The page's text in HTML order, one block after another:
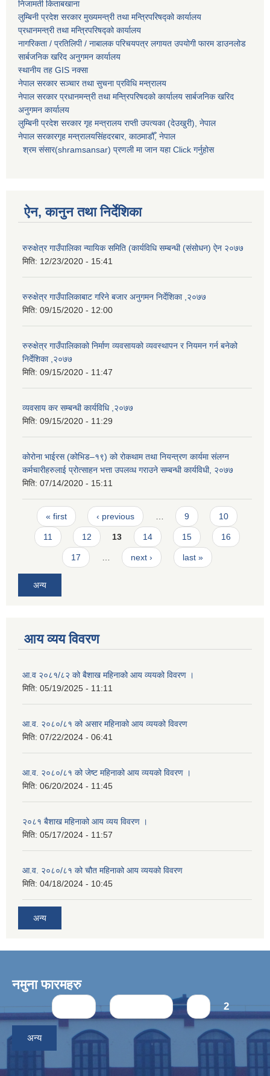
निजामती किताबखाना
लुम्बिनी प्रदेश सरकार मुख्यमन्त्री तथा मन्त्रिपरिषद्को कार्यालय
प्रधानमन्त्री तथा मन्त्रिपरिषद्को कार्यालय
नागरिकता / प्रतिलिपी / नाबालक परिचयपत्र लगायत उपयोगी फारम डाउनलोड
सार्बजनिक खरिद अनुगमन कार्यालय
स्थानीय तह GIS नक्सा
नेपाल सरकारसञ्चार तथा सुचना प्रविधि मन्त्रालय
नेपाल सरकार प्रधानमन्त्री तथा मन्त्रिपरिषदको कार्यालय सार्बजनिक खरिद
अनुगमन कार्यालय
लुम्बिनी प्रदेश सरकार गृह मन्त्रालय राप्ती उपत्यका (देउखुरी), नेपाल
नेपाल सरकारगृह मन्त्रालयसिंहदरबार, काठमाडौँ, नेपाल
श्रम संसार(shramsansar) प्रणली मा जान यहा Click गर्नुहोस
ऐन, कानुन तथा निर्देशिका
रुरुक्षेत्र गाउँपालिका न्यायिक समिति (कार्यविधि सम्बन्धी (संसोधन) ऐन २०७७
मिति: 12/23/2020 - 15:41
रुरुक्षेत्र गाउँपालिकाबाट गरिने बजार अनुगमन निर्देशिका ,२०७७
मिति: 09/15/2020 - 12:00
रुरुक्षेत्र गाउँपालिकाको निर्माण व्यवसायको व्यवस्थापन र नियमन गर्न बनेको
निर्देशिका ,२०७७
मिति: 09/15/2020 - 11:47
व्यवसाय कर सम्बन्धी कार्यविधि ,२०७७
मिति: 09/15/2020 - 11:29
कोरोना भाईरस (कोभिड–१९) को रोकथाम तथा नियन्त्रण कार्यमा संलग्न
कर्मचारीहरुलाई प्रोत्साहन भत्ता उपलव्ध गराउने सम्बन्धी कार्यविधी, २०७७
मिति: 07/14/2020 - 15:11
Pages
« first ‹ previous 9 10
11 12 13 14 15 16
17 next › last »
अन्य
आय व्यय विवरण
आ.व २०८१/८२ को बैशाख महिनाको आय व्ययको विवरण ।
मिति: 05/19/2025 - 11:11
आ.व. २०८०/८१ को असार महिनाको आय व्ययको विवरण
मिति: 07/22/2024 - 06:41
आ.व. २०८०/८१ को जेष्ट महिनाको आय व्ययको विवरण ।
मिति: 06/20/2024 - 11:45
२०८१ बैशाख महिनाको आय व्यय विवरण ।
मिति: 05/17/2024 - 11:57
आ.व. २०८०/८१ को चौत महिनाको आय व्ययको विवरण
मिति: 04/18/2024 - 10:45
अन्य
नमुना फारमहरु
Pages 2
अन्य